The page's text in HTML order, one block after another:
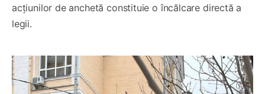
acțiunilor de anchetă constituie o încălcare directă a
legii.